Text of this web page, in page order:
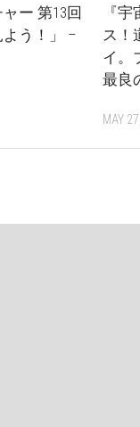
ー 第13回
よう！」 –
『
ス！
イ。
最良
MAY